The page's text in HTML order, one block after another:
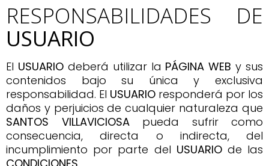
RESPONSABILIDADES DE
USUARIO
El USUARIOdeberá utilizar la PÁGINA WEB y sus
contenidos bajo su única y exclusiva
responsabilidad. El USUARIO responderá por los
daños y perjuicios de cualquier naturaleza que
SANTOS VILLAVICIOSApueda sufrir como
consecuencia, directa o indirecta, del
incumplimiento por parte del USUARIOde las